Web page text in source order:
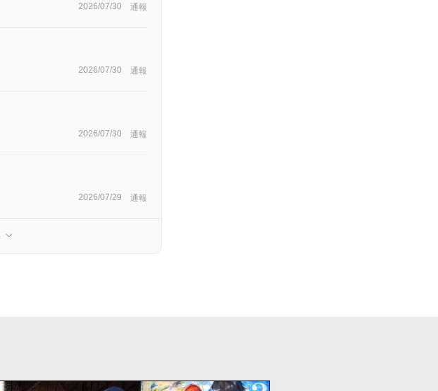
2026/07/30 通報
2026/07/30 通報
2026/07/30 通報
2026/07/29 通報